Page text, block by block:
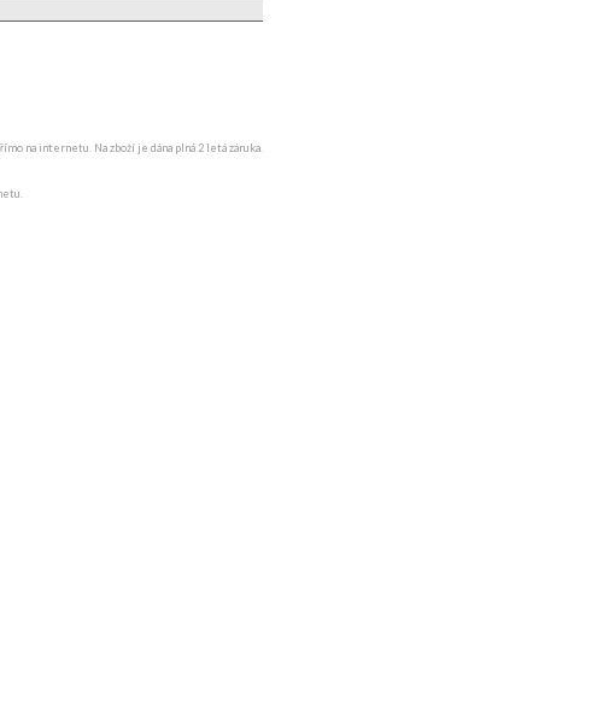
na internetu. Na zboží je dána plná 2 letá záruka.